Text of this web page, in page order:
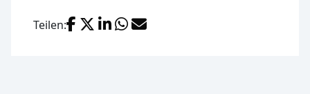
Teilen: Facebook
X (Twitter)
LinkedIn
WhatsApp